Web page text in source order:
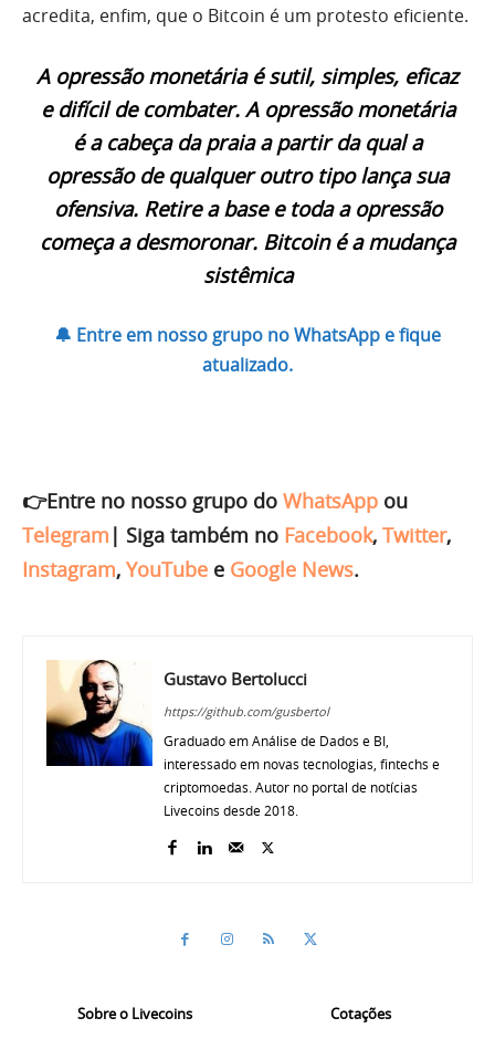
acredita, enfim, que o Bitcoin é um protesto eficiente.
A opressão monetária é sutil, simples, eficaz
e difícil de combater. A opressão monetária
é a cabeça da praia a partir da qual a
opressão de qualquer outro tipo lança sua
ofensiva. Retire a base e toda a opressão
começa a desmoronar. Bitcoin é a mudança
sistêmica
🔔 Entre em nosso grupo no WhatsApp e fique
atualizado.
👉Entre no nosso grupo do WhatsApp ou
Telegram | Siga também no Facebook, Twitter,
Instagram, YouTube e Google News.
Gustavo Bertolucci
https://github.com/gusbertol
Graduado em Análise de Dados e BI,
interessado em novas tecnologias, fintechs e
criptomoedas. Autor no portal de notícias
Livecoins desde 2018.
Sobre o Livecoins Cotações